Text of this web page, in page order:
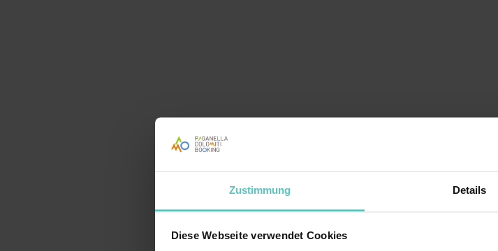
Zustimmung Details
Diese Webseite verwendet Cookies